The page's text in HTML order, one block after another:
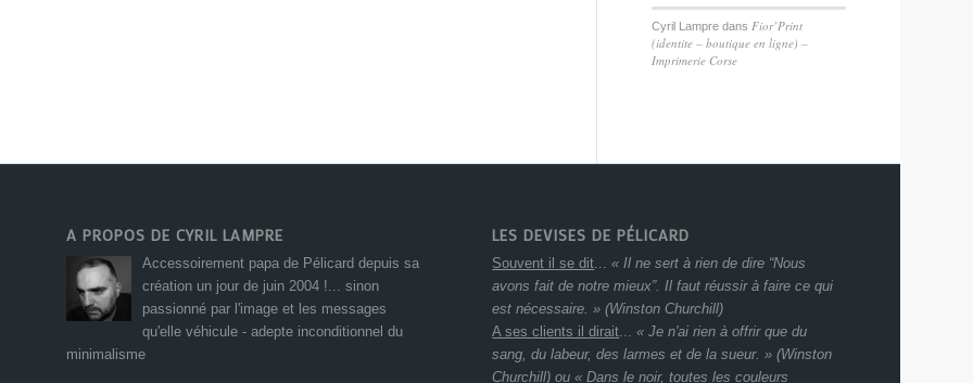
Cyril Lampredans Fior’Print
(identite – boutique en ligne) –
Imprimerie Corse
A PROPOS DE CYRIL LAMPRE
Accessoirement papa de Pélicard depuis sa
création un jour de juin 2004 !... sinon
passionné par l'image et les messages
qu'elle véhicule - adepte inconditionnel du
minimalisme
LES DEVISES DE PÉLICARD
Souvent il se dit...« Il ne sert à rien de dire “Nous
avons fait de notre mieux”. Il faut réussir à faire ce qui
est nécessaire. » (Winston Churchill)
A ses clients il dirait...« Je n'ai rien à offrir que du
sang, du labeur, des larmes et de la sueur. » (Winston
Churchill) ou « Dans le noir, toutes les couleurs